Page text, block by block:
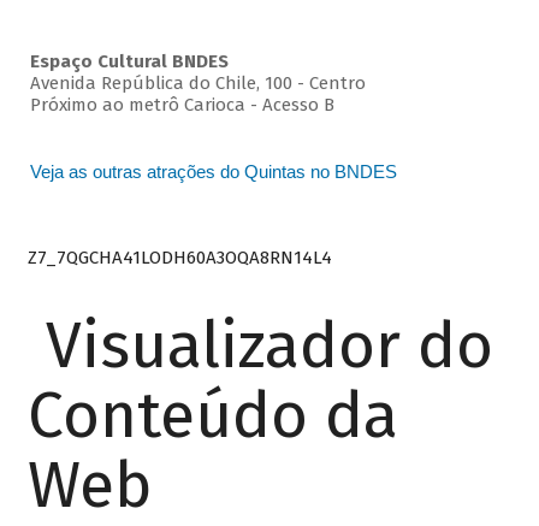
Espaço Cultural BNDES
Avenida República do Chile, 100 - Centro
Próximo ao metrô Carioca - Acesso B
Veja as outras atrações do Quintas no BNDES
Z7_7QGCHA41LODH60A3OQA8RN14L4
Visualizador do
Conteúdo da
Web